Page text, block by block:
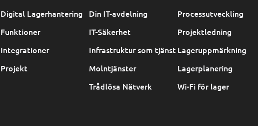
Digital Lagerhantering
Funktioner
Integrationer
Projekt
Din IT-avdelning
IT-Säkerhet
Infrastruktur som tjänst
Molntjänster
Trådlösa Nätverk
Processutveckling
Projektledning
Lageruppmärkning
Lagerplanering
Wi-Fi för lager